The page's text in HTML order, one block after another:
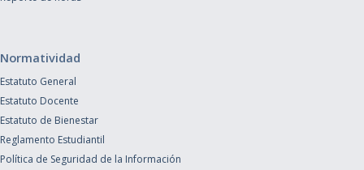
Normatividad
Estatuto General
Estatuto Docente
Estatuto de Bienestar
Reglamento Estudiantil
Política de Seguridad de la Información